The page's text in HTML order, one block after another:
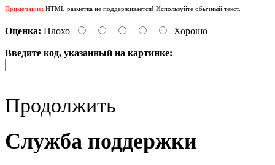
Примечание: HTML разметка не поддерживается! Используйте обычный текст.
Оценка: Плохо Хорошо
Введите код, указанный на картинке:
Продолжить
Служба поддержки